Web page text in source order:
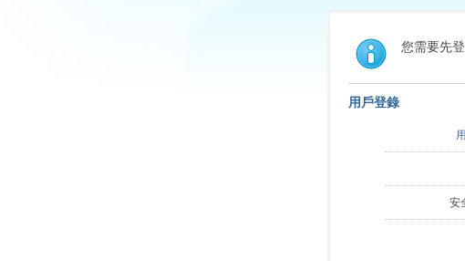
您需要先
用戶登錄
安